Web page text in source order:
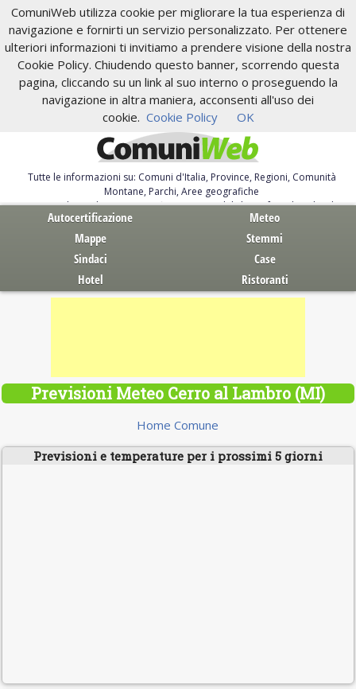
ComuniWeb utilizza cookie per migliorare la tua esperienza di
navigazione e fornirti un servizio personalizzato. Per ottenere
ulteriori informazioni ti invitiamo a prendere visione della nostra
Cookie Policy. Chiudendo questo banner, scorrendo questa
pagina, cliccando su un link al suo interno o proseguendo la
navigazione in altra maniera, acconsenti all'uso dei
cookie. Cookie Policy OK
Tutte le informazioni su: Comuni d'Italia, Province, Regioni, Comunità
Montane, Parchi, Aree geografiche
Servizi al Cittadino. Autocertificazione, moduli, leggi, free download
Autocertificazione
Meteo
Mappe
Stemmi
Sindaci
Case
Hotel
Ristoranti
Previsioni Meteo Cerro al Lambro (MI)
Home Comune
Previsioni e temperature per i prossimi 5 giorni